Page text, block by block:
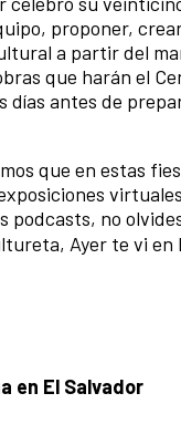
proponer,
a partir del
que harán el
días antes de
que en estas
podcasts, no
Ayer te vi en
en El Salvador